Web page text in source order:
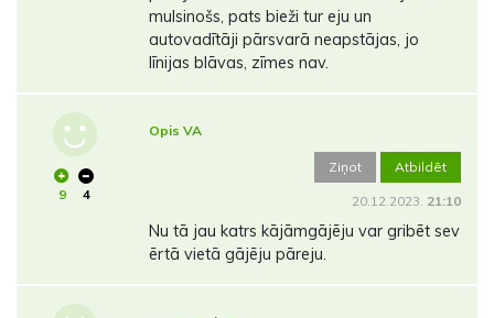
mulsinošs, pats bieži tur eju un
autovadītāji pārsvarā neapstājas, jo
līnijas blāvas, zīmes nav.
9 4
Opis VA
Ziņot Atbildēt
20.12.2023. 21:10
Nu tā jau katrs kājāmgājēju var gribēt sev
ērtā vietā gājēju pāreju.